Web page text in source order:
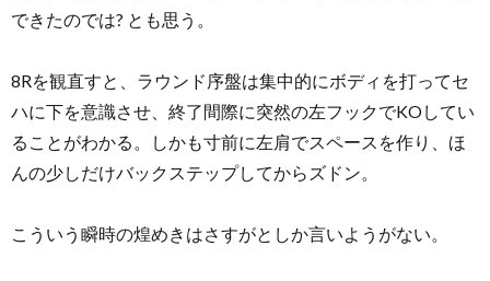
できたのでは? とも思う。
8Rを観直すと、ラウンド序盤は集中的にボディを打ってセ
ハに下を意識させ、終了間際に突然の左フックでKOしてい
ることがわかる。しかも寸前に左肩でスペースを作り、ほ
んの少しだけバックステップしてからズドン。
こういう瞬時の煌めきはさすがとしか言いようがない。